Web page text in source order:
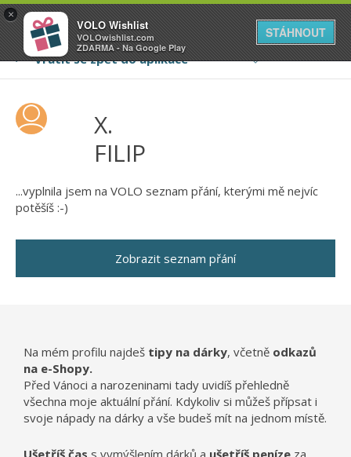
VOLO
Váš online wishlist
×
VOLO Wishlist
VOLOwishlist.com
ZDARMA - Na Google Play
STÁHNOUT
X.
FILIP
...vyplnila jsem na VOLO seznam přání, kterými mě nejvíc
potěšíš :-)
Zobrazit seznam přání
Na mém profilu najdeš tipy na dárky, včetně odkazů
na e-Shopy.
Před Vánoci a narozeninami tady uvidíš přehledně
všechna moje aktuální přání. Kdykoliv si můžeš přípsat i
svoje nápady na dárky a vše budeš mít na jednom místě.
Ušetříš čas s vymýšlením dárků a ušetříš peníze za